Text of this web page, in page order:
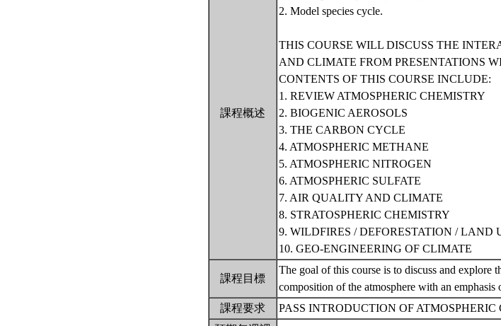
課程概述
2. Model species cycle.
THIS COURSE WILL DISCUSS THE
AND CLIMATE FROM PRESENTATIONS
CONTENTS OF THIS COURSE INCLUDE:
1. REVIEW ATMOSPHERIC CHEMISTRY
2. BIOGENIC AEROSOLS
3. THE CARBON CYCLE
4. ATMOSPHERIC METHANE
5. ATMOSPHERIC NITROGEN
6. ATMOSPHERIC SULFATE
7. AIR QUALITY AND CLIMATE
8. STRATOSPHERIC CHEMISTRY
9. WILDFIRES / DEFORESTATION / LAND
10. GEO-ENGINEERING OF CLIMATE
課程目標
The goal of this course is to discuss and explore
composition of the atmosphere with an emphasis
課程要求
PASS INTRODUCTION OF